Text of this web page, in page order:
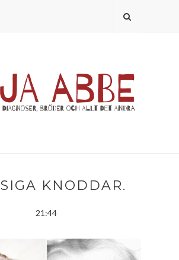
KNODDAR.
21:44